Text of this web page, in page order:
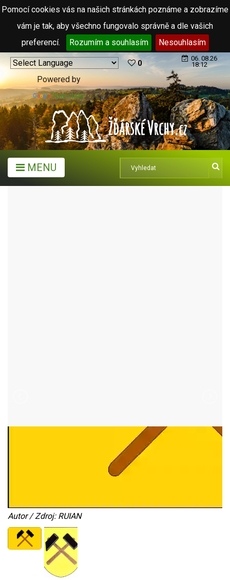
Pomocí cookies vás na našich stránkách poznáme a zobrazíme
vám je tak, aby všechno fungovalo správně a dle vašich
preferencí.
Rozumím a souhlasím Nesouhlasím
Powered by
Translate
0
06. 08.26
18:12
MENU
Autor / Zdroj: RUIAN